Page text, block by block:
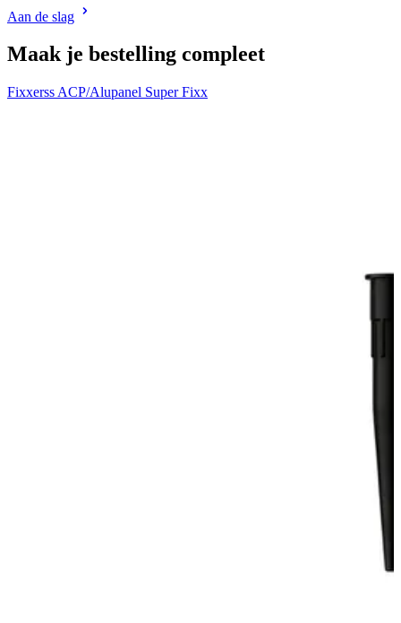
Aan de slag
Maak je bestelling compleet
Fixxerss ACP/Alupanel Super Fixx